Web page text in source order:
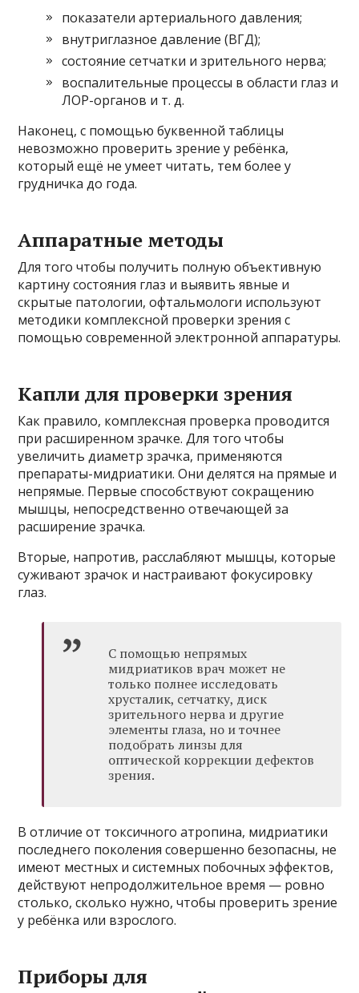
показатели артериального давления;
внутриглазное давление (ВГД);
состояние сетчатки и зрительного нерва;
воспалительные процессы в области глаз и
ЛОР-органов и т. д.
Наконец, с помощью буквенной таблицы
невозможно проверить зрение у ребёнка,
который ещё не умеет читать, тем более у
грудничка до года.
Аппаратные методы
Для того чтобы получить полную объективную
картину состояния глаз и выявить явные и
скрытые патологии, офтальмологи используют
методики комплексной проверки зрения с
помощью современной электронной аппаратуры.
Капли для проверки зрения
Как правило, комплексная проверка проводится
при расширенном зрачке. Для того чтобы
увеличить диаметр зрачка, применяются
препараты-мидриатики. Они делятся на прямые и
непрямые. Первые способствуют сокращению
мышцы, непосредственно отвечающей за
расширение зрачка.
Вторые, напротив, расслабляют мышцы, которые
суживают зрачок и настраивают фокусировку
глаз.
С помощью непрямых
мидриатиков врач может не
только полнее исследовать
хрусталик, сетчатку, диск
зрительного нерва и другие
элементы глаза, но и точнее
подобрать линзы для
оптической коррекции дефектов
зрения.
В отличие от токсичного атропина, мидриатики
последнего поколения совершенно безопасны, не
имеют местных и системных побочных эффектов,
действуют непродолжительное время — ровно
столько, сколько нужно, чтобы проверить зрение
у ребёнка или взрослого.
Приборы для